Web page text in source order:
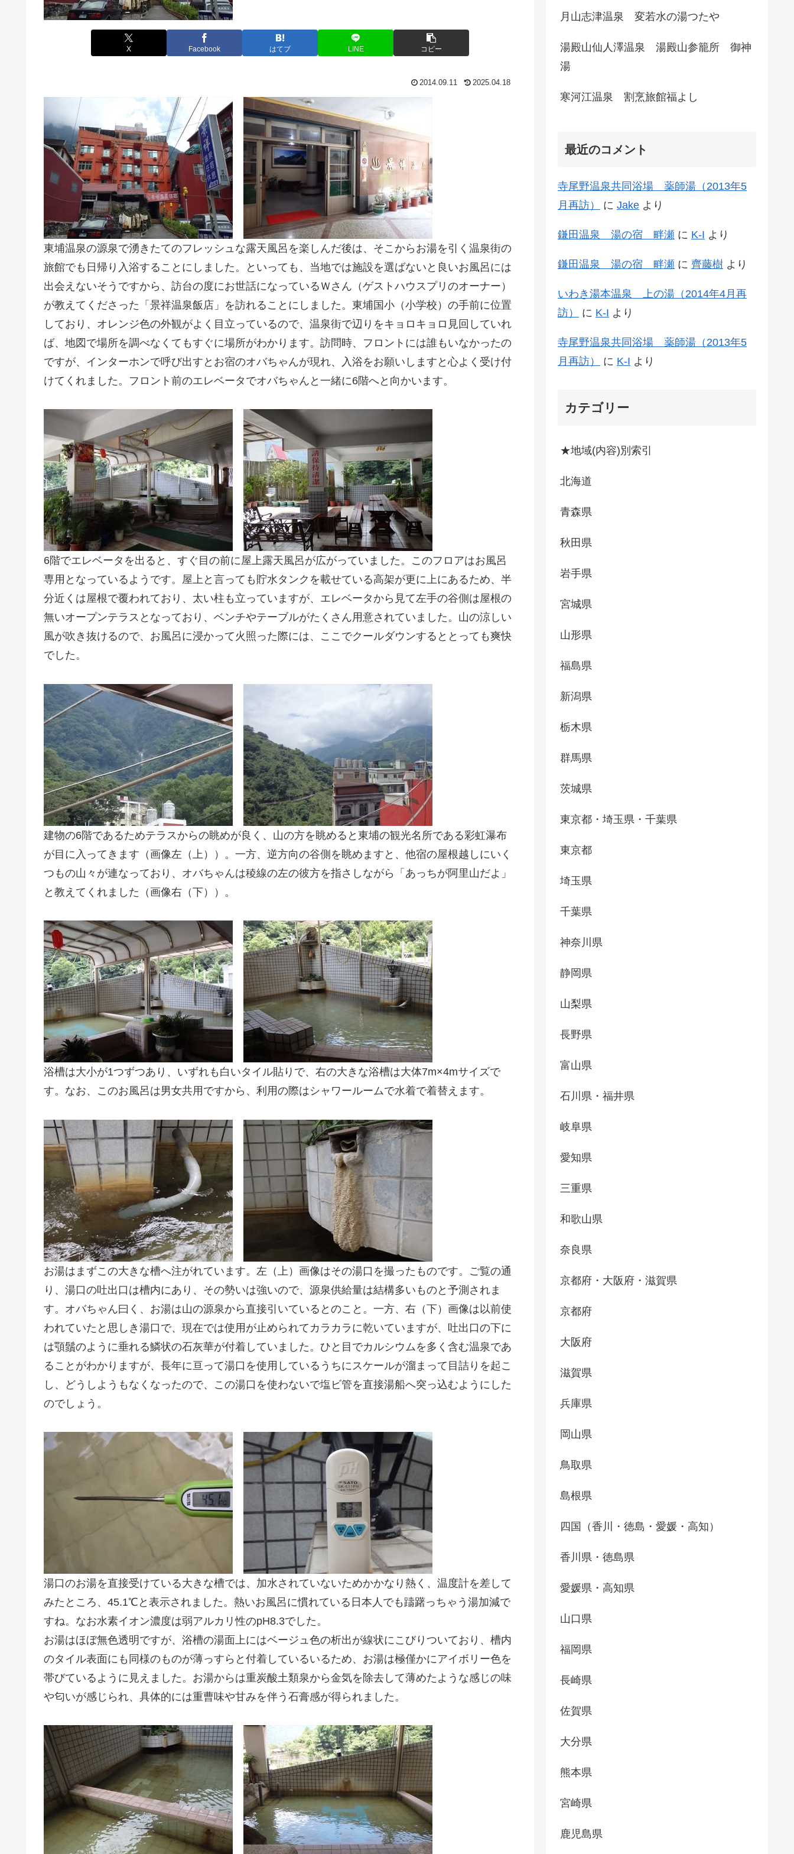
X Facebook はてブ LINE コピー
2014.09.11 2025.04.18
東埔温泉の源泉で湧きたてのフレッシュな露天風呂を楽しんだ後は、そこからお湯を引く温泉街の
旅館でも日帰り入浴することにしました。といっても、当地では施設を選ばないと良いお風呂には
出会えないそうですから、訪台の度にお世話になっているＷさん（ゲストハウスプリのオーナー）
が教えてくださった「景祥温泉飯店」を訪れることにしました。東埔国小（小学校）の手前に位置
しており、オレンジ色の外観がよく目立っているので、温泉街で辺りをキョロキョロ見回していれ
ば、地図で場所を調べなくてもすぐに場所がわかります。訪問時、フロントには誰もいなかったの
ですが、インターホンで呼び出すとお宿のオバちゃんが現れ、入浴をお願いしますと心よく受け付
けてくれました。フロント前のエレベータでオバちゃんと一緒に6階へと向かいます。
6階でエレベータを出ると、すぐ目の前に屋上露天風呂が広がっていました。このフロアはお風呂
専用となっているようです。屋上と言っても貯水タンクを載せている高架が更に上にあるため、半
分近くは屋根で覆われており、太い柱も立っていますが、エレベータから見て左手の谷側は屋根の
無いオープンテラスとなっており、ベンチやテーブルがたくさん用意されていました。山の涼しい
風が吹き抜けるので、お風呂に浸かって火照った際には、ここでクールダウンするととっても爽快
でした。
建物の6階であるためテラスからの眺めが良く、山の方を眺めると東埔の観光名所である彩虹瀑布
が目に入ってきます（画像左（上））。一方、逆方向の谷側を眺めますと、他宿の屋根越しにいく
つもの山々が連なっており、オバちゃんは稜線の左の彼方を指さしながら「あっちが阿里山だよ」
と教えてくれました（画像右（下））。
浴槽は大小が1つずつあり、いずれも白いタイル貼りで、右の大きな浴槽は大体7m×4mサイズで
す。なお、このお風呂は男女共用ですから、利用の際はシャワールームで水着で着替えます。
お湯はまずこの大きな槽へ注がれています。左（上）画像はその湯口を撮ったものです。ご覧の通
り、湯口の吐出口は槽内にあり、その勢いは強いので、源泉供給量は結構多いものと予測されま
す。オバちゃん曰く、お湯は山の源泉から直接引いているとのこと。一方、右（下）画像は以前使
われていたと思しき湯口で、現在では使用が止められてカラカラに乾いていますが、吐出口の下に
は顎鬚のように垂れる鱗状の石灰華が付着していました。ひと目でカルシウムを多く含む温泉であ
ることがわかりますが、長年に亘って湯口を使用しているうちにスケールが溜まって目詰りを起こ
し、どうしようもなくなったので、この湯口を使わないで塩ビ管を直接湯船へ突っ込むようにした
のでしょう。
湯口のお湯を直接受けている大きな槽では、加水されていないためかかなり熱く、温度計を差して
みたところ、45.1℃と表示されました。熱いお風呂に慣れている日本人でも躊躇っちゃう湯加減で
すね。なお水素イオン濃度は弱アルカリ性のpH8.3でした。
お湯はほぼ無色透明ですが、浴槽の湯面上にはベージュ色の析出が線状にこびりついており、槽内
のタイル表面にも同様のものが薄っすらと付着しているいるため、お湯は極僅かにアイボリー色を
帯びているように見えました。お湯からは重炭酸土類泉から金気を除去して薄めたような感じの味
や匂いが感じられ、具体的には重曹味や甘みを伴う石膏感が得られました。
月山志津温泉 変若水の湯つたや
湯殿山仙人澤温泉 湯殿山参籠所 御神
湯
寒河江温泉 割烹旅館福よし
最近のコメント
寺尾野温泉共同浴場 薬師湯（2013年5
月再訪）
に Jake より
鎌田温泉 湯の宿 畔瀬 に K-I より
鎌田温泉 湯の宿 畔瀬 に 齊藤樹 より
いわき湯本温泉 上の湯（2014年4月再
訪）
に K-I より
寺尾野温泉共同浴場 薬師湯（2013年5
月再訪）
に K-I より
カテゴリー
★地域(内容)別索引
北海道
青森県
秋田県
岩手県
宮城県
山形県
福島県
新潟県
栃木県
群馬県
茨城県
東京都・埼玉県・千葉県
東京都
埼玉県
千葉県
神奈川県
静岡県
山梨県
長野県
富山県
石川県・福井県
岐阜県
愛知県
三重県
和歌山県
奈良県
京都府・大阪府・滋賀県
京都府
大阪府
滋賀県
兵庫県
岡山県
鳥取県
島根県
四国（香川・徳島・愛媛・高知）
香川県・徳島県
愛媛県・高知県
山口県
福岡県
長崎県
佐賀県
大分県
熊本県
宮崎県
鹿児島県